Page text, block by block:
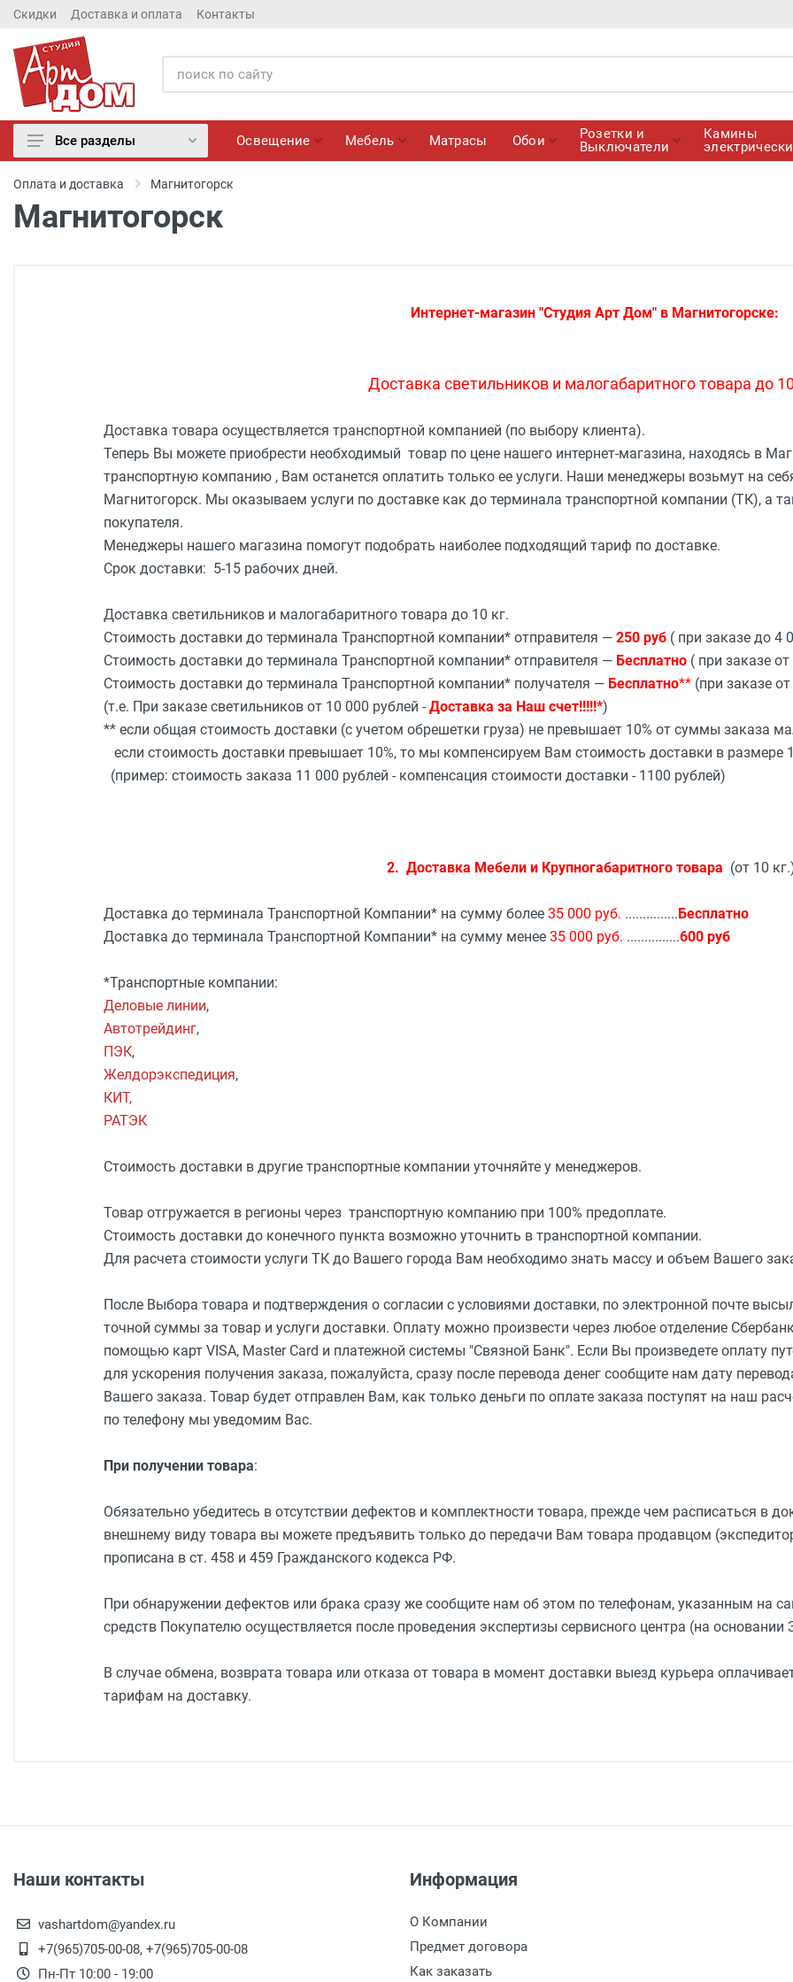
Скидки Доставка и оплата Контакты
Матрасы
Отделочные материалы
Для дачи и дома
Охранные системы
РАСПРОДАЖА
Все разделы Освещение Мебель Матрасы Обои
Розетки и
Выключатели
Камины
Оплата и доставка Магнитогорск
Магнитогорск
Интернет-магазин "Студия Арт Дом" в Магнитогорске:
Доставка светильников и малогабаритного товара до
Доставка товара осуществляется транспортной компанией (по выбору клиента).
Теперь Вы можете приобрести необходимый товар по цене нашего интернет-магазина, находясь в
транспортную компанию , Вам останется оплатить только ее услуги. Наши менеджеры возьмут на
Магнитогорск. Мы оказываем услуги по доставке как до терминала транспортной компании (ТК), а
покупателя.
Менеджеры нашего магазина помогут подобрать наиболее подходящий тариф по доставке.
Срок доставки: 5-15 рабочих дней.
Доставка светильников и малогабаритного товара до 10 кг.
Стоимость доставки до терминала Транспортной компании* отправителя — 250 руб ( при заказе до 4
Стоимость доставки до терминала Транспортной компании* отправителя — Бесплатно ( при заказе
Стоимость доставки до терминала Транспортной компании* получателя — Бесплатно** (при заказе
(т.е. При заказе светильников от 10 000 рублей - Доставка за Наш счет!!!!!*)
** если общая стоимость доставки (с учетом обрешетки груза) не превышает 10% от суммы заказа
если стоимость доставки превышает 10%, то мы компенсируем Вам стоимость доставки в размере
(пример: стоимость заказа 11 000 рублей - компенсация стоимости доставки - 1100 рублей)
2. Доставка Мебели и Крупногабаритного товара (от 10
Доставка до терминала Транспортной Компании* на сумму более 35 000 руб. ...............Бесплатно
Доставка до терминала Транспортной Компании* на сумму менее 35 000 руб. ...............600 руб
*Транспортные компании:
Деловые линии,
Автотрейдинг,
ПЭК,
Желдорэкспедиция,
КИТ,
РАТЭК
Стоимость доставки в другие транспортные компании уточняйте у менеджеров.
Товар отгружается в регионы через транспортную компанию при 100% предоплате.
Стоимость доставки до конечного пункта возможно уточнить в транспортной компании.
Для расчета стоимости услуги ТК до Вашего города Вам необходимо знать массу и объем Вашего
После Выбора товара и подтверждения о согласии с условиями доставки, по электронной почте
точной суммы за товар и услуги доставки. Оплату можно произвести через любое отделение
помощью карт VISA, Master Card и платежной системы "Связной Банк". Если Вы произведете оплату
для ускорения получения заказа, пожалуйста, сразу после перевода денег сообщите нам дату
Вашего заказа. Товар будет отправлен Вам, как только деньги по оплате заказа поступят на наш
по телефону мы уведомим Вас.
При получении товара:
Обязательно убедитесь в отсутствии дефектов и комплектности товара, прежде чем расписаться в
внешнему виду товара вы можете предъявить только до передачи Вам товара продавцом
прописана в ст. 458 и 459 Гражданского кодекса РФ.
При обнаружении дефектов или брака сразу же сообщите нам об этом по телефонам, указанным на
средств Покупателю осуществляется после проведения экспертизы сервисного центра (на
В случае обмена, возврата товара или отказа от товара в момент доставки выезд курьера
тарифам на доставку.
Наши контакты
vashartdom@yandex.ru
+7(965)705-00-08, +7(965)705-00-08
Пн-Пт 10:00 - 19:00
Информация
О Компании
Предмет договора
Как заказать